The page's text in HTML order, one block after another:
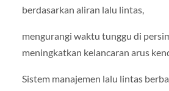
berdasarkan aliran lalu lintas,
mengurangi waktu tunggu di
meningkatkan kelancaran arus
Sistem manajemen lalu lintas